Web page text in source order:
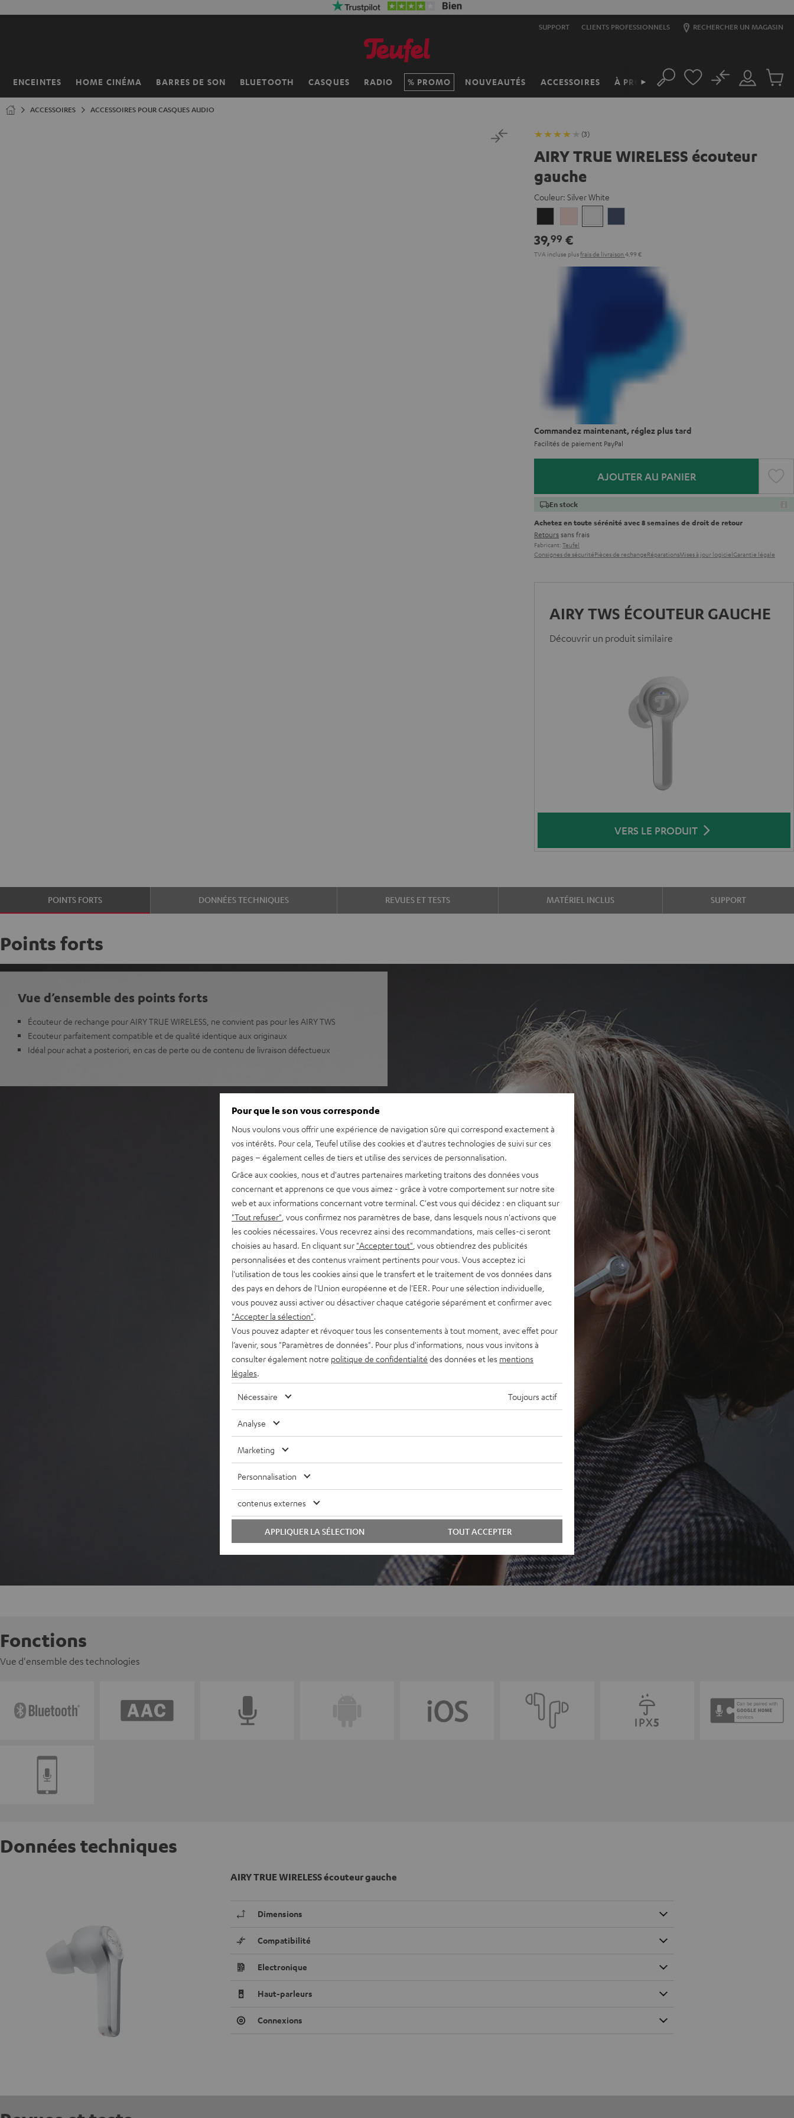
SUPPORT CLIENTS PROFESSIONNELS RECHERCHER UN MAGASIN
ENCEINTES HOME CINÉMA BARRES DE SON BLUETOOTH CASQUES RADIO PROMO NOUVEAUTÉS ACCESSOIRES À PROPOS
►
Page
Rechercher
Mon
compte
No
ACCESSOIRES ACCESSOIRES POUR CASQUES AUDIO
(3)
AIRY TRUE WIRELESS écouteur
gauche
Couleur: Silver White
Gold
White
39,99 €
TVA incluse plusfrais de livraison 4,99 €
Commandez maintenant, réglez plus tard
Facilités de paiement PayPal
AJOUTER AU PANIER
En stock
Achetez en toute sérénité avec 8 semaines de droit de retour
Retourssans frais
Fabricant: Teufel
Consignes de sécuritéPièces de rechangeRéparationsMises à jour logicielGarantie légale
AIRY TWS ÉCOUTEUR GAUCHE
Découvrir un produit similaire
VERS LE PRODUIT
POINTS FORTS DONNÉES TECHNIQUES REVUES ET TESTS MATÉRIEL INCLUS SUPPORT
Points forts
Vue d’ensemble des points forts
Écouteur de rechange pour AIRY TRUE WIRELESS, ne convient pas pour les AIRY TWS
Ecouteur parfaitement compatible et de qualité identique aux originaux
Idéal pour achat a posteriori, en cas de perte ou de contenu de livraison défectueux
Fonctions
Vue d'ensemble des technologies
Données techniques
AIRY TRUE WIRELESS écouteur gauche
Dimensions
Compatibilité
Electronique
Haut-parleurs
Connexions
Pour que le son vous corresponde
Nous voulons vous offrir une expérience de navigation sûre qui correspond exactement à
vos intérêts. Pour cela, Teufel utilise des cookies et d'autres technologies de suivi sur ces
pages – également celles de tiers et utilise des services de personnalisation.
Grâce aux cookies, nous et d'autres partenaires marketing traitons des données vous
concernant et apprenons ce que vous aimez - grâce à votre comportement sur notre site
web et aux informations concernant votre terminal. C'est vous qui décidez : en cliquant sur
"Tout refuser" , vous confirmez nos paramètres de base, dans lesquels nous n'activons que
les cookies nécessaires. Vous recevrez ainsi des recommandations, mais celles-ci seront
choisies au hasard. En cliquant sur "Accepter tout" , vous obtiendrez des publicités
personnalisées et des contenus vraiment pertinents pour vous. Vous acceptez ici
l'utilisation de tous les cookies ainsi que le transfert et le traitement de vos données dans
des pays en dehors de l'Union européenne et de l'EER. Pour une sélection individuelle,
vous pouvez aussi activer ou désactiver chaque catégorie séparément et confirmer avec
"Accepter la sélection"
Vous pouvez adapter et révoquer tous les consentements à tout moment, avec effet pour
l’avenir, sous "Paramètres de données". Pour plus d'informations, nous vous invitons à
consulter également notre politique de confidentialité des données et les mentions
légales
Nécessaire Toujours actif
Analyse
Marketing
Personnalisation
contenus externes
TOUT ACCEPTER
APPLIQUER LA SÉLECTION